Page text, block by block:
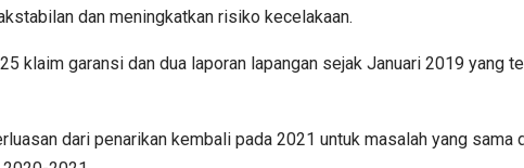
dan meningkatkan risiko kecelakaan.
klaim garansi dan dua laporan lapangan sejak Januari 2019 yang
dari penarikan kembali pada 2021 untuk masalah yang